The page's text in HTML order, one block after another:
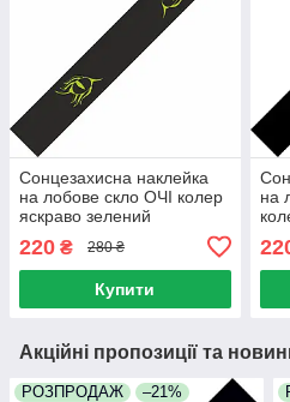
Сонцезахисна наклейка
на лобове скло ОЧІ колер
яскраво зелений
220 ₴ 280 ₴
Купити
на
Акційні пропозиції та
РОЗПРОДАЖ –21%